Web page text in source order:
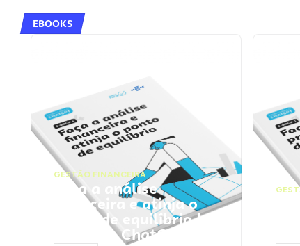
EBOOKS
GESTÃO FINANCEIRA
Faça a análise
financeira e atinja o
ponto de equilíbrio |
Prompts ChatGPT